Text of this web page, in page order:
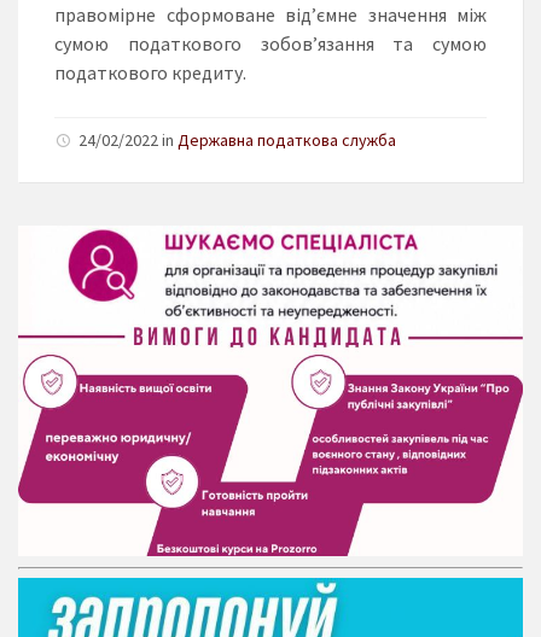
правомірне сформоване від’ємне значення між
сумою податкового зобов’язання та сумою
податкового кредиту.
24/02/2022 in Державна податкова служба